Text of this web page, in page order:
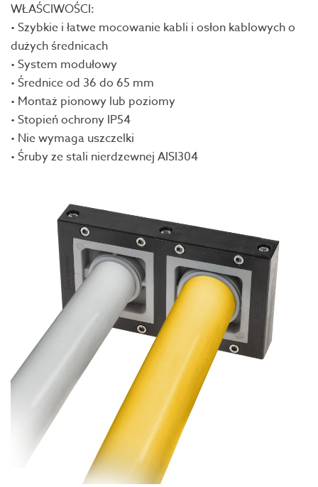
WŁAŚCIWOŚCI:
• Szybkie i łatwe mocowanie kabli i osłon kablowych o
dużych średnicach
• System modułowy
• Średnice od 36 do 65 mm
• Montaż pionowy lub poziomy
• Stopień ochrony IP54
• Nie wymaga uszczelki
• Śruby ze stali nierdzewnej AISI304